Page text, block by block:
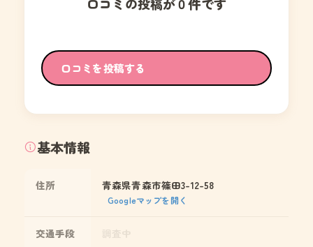
口コミを投稿する
基本情報
住所 青森県青森市篠田3-12-58
Googleマップを開く
交通手段